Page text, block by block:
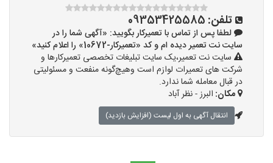
تلفن: 09353425585
لطفا پس از تماس با تعمیرکار بگویید: «آگهی شما را در
سایت نت تعمیر دیده ام و کد «تعمیرکار-10672» را اعلام کنید»
سایت نت تعمیر،یک سایت تبلیغات تخصصی تعمیرکارها و
شرکت های تعمیرات لوازم است وهیچ‌گونه منفعت و مسئولیتی
در قبال معامله شما ندارد.
مکان: البرز - نظر آباد
انتقال آگهی به اول لیست (افزایش بازدید)